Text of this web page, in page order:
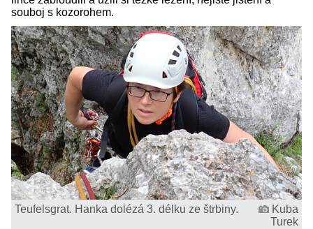
souboj s kozorohem.
Teufelsgrat. Hanka dolézá 3. délku ze štrbiny.
Kuba
Turek